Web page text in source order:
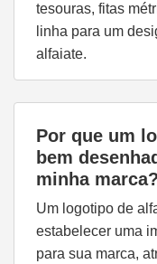
tesouras, fitas
linha para um
alfaiate.
Por que um
bem
minha marca?
Um logotipo de
estabelecer uma
para sua marca,